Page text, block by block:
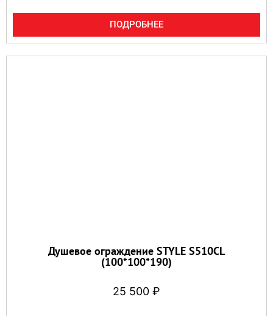
ПОДРОБНЕЕ
Душевое ограждение STYLE S510CL
(100*100*190)
25 500 ₽